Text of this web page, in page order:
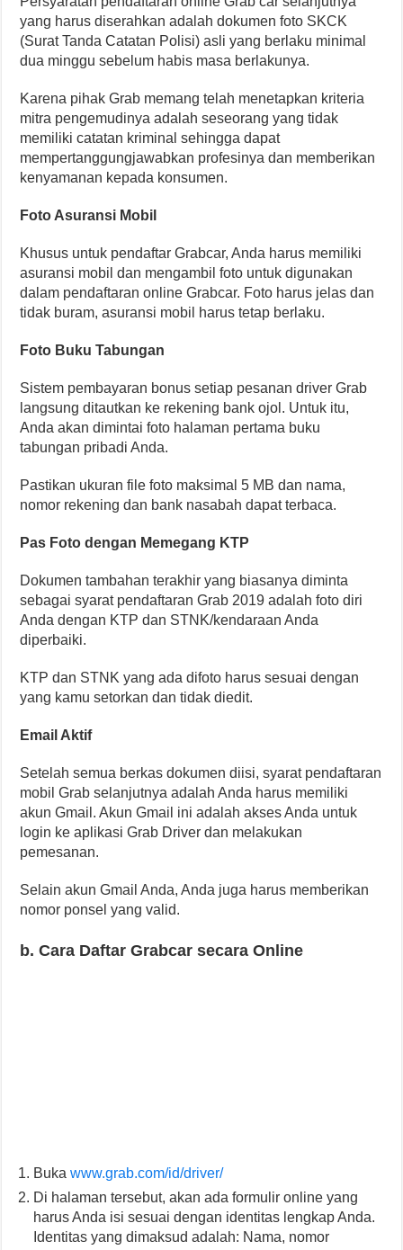
yang harus diserahkan adalah dokumen foto SKCK
(Surat Tanda Catatan Polisi) asli yang berlaku minimal
dua minggu sebelum habis masa berlakunya.
Karena pihak Grab memang telah menetapkan kriteria
mitra pengemudinya adalah seseorang yang tidak
memiliki catatan kriminal sehingga dapat
mempertanggungjawabkan profesinya dan memberikan
kenyamanan kepada konsumen.
Foto Asuransi Mobil
Khusus untuk pendaftar Grabcar, Anda harus memiliki
asuransi mobil dan mengambil foto untuk digunakan
dalam pendaftaran online Grabcar. Foto harus jelas dan
tidak buram, asuransi mobil harus tetap berlaku.
Foto Buku Tabungan
Sistem pembayaran bonus setiap pesanan driver Grab
langsung ditautkan ke rekening bank ojol. Untuk itu,
Anda akan dimintai foto halaman pertama buku
tabungan pribadi Anda.
Pastikan ukuran file foto maksimal 5 MB dan nama,
nomor rekening dan bank nasabah dapat terbaca.
Pas Foto dengan Memegang KTP
Dokumen tambahan terakhir yang biasanya diminta
sebagai syarat pendaftaran Grab 2019 adalah foto diri
Anda dengan KTP dan STNK/kendaraan Anda
diperbaiki.
KTP dan STNK yang ada difoto harus sesuai dengan
yang kamu setorkan dan tidak diedit.
Email Aktif
Setelah semua berkas dokumen diisi, syarat pendaftaran
mobil Grab selanjutnya adalah Anda harus memiliki
akun Gmail. Akun Gmail ini adalah akses Anda untuk
login ke aplikasi Grab Driver dan melakukan
pemesanan.
Selain akun Gmail Anda, Anda juga harus memberikan
nomor ponsel yang valid.
b. Cara Daftar Grabcar secara Online
Bukawww.grab.com/id/driver/
Di halaman tersebut, akan ada formulir online yang
harus Anda isi sesuai dengan identitas lengkap Anda.
Identitas yang dimaksud adalah: Nama, nomor